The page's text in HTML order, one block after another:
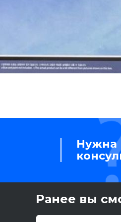
Нужна
Ранее вы